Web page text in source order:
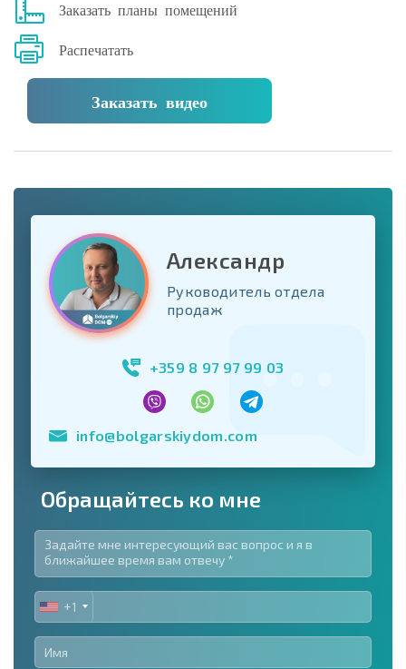
Заказать планы помещений
Распечатать
Заказать видео
Александр
Руководитель отдела
продаж
+359 8 97 97 99 03
info@bolgarskiydom.com
Обращайтесь ко мне
UNITED
STATES
+1
+1